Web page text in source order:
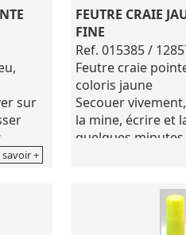
sur
savoir +
FEUTRE CRAIE
FINE
Ref. 015385 /
Feutre craie
coloris jaune
Secouer
la mine, écrire et
quelques
Convient sur les
verre, miroir,
toutes les